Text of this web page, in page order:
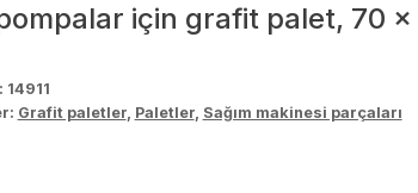
için grafit palet, 70
14911
Grafit paletler, Paletler, Sağım makinesi parçaları